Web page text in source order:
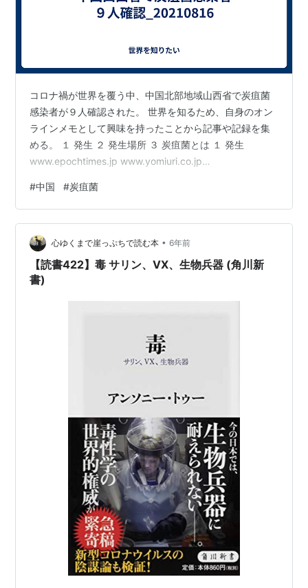
コロナ禍が世界を覆う中、中国北部地域山西省で炭疽菌
感染者が９人確認された。 世界を知るため、自身のオン
ラインメモとして興味を持ったことから記事や記録を集
める。 １ 発生 ２ 発生場所 ３ 炭疽菌とは １ 発生
www.epochtimes.jp www.yomiuri.co.jp
ja.wikipedia.org www.cnta-osaka.jp （参考）中国の行
政区分 ja.wikipedia.org shushu172.com ３ 炭疽菌とは
ja.wikipedia.org ja.wikipedia.org…
#中国 #炭疽菌
心ゆくまで崖っぷちで読む本 • 6年前
【読書422】毒 サリン、VX、生物兵器 (角川新
書)